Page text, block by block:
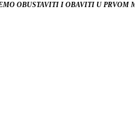
OBUSTAVITI I OBAVITI U PRVOM